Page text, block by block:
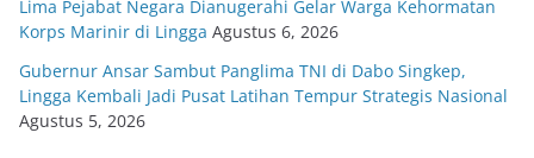
Lima Pejabat Negara Dianugerahi Gelar Warga Kehormatan
Korps Marinir di Lingga Agustus 6, 2026
Gubernur Ansar Sambut Panglima TNI di Dabo Singkep,
Lingga Kembali Jadi Pusat Latihan Tempur Strategis Nasional
Agustus 5, 2026